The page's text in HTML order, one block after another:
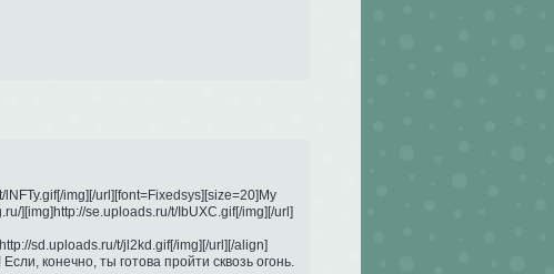
img][/url][font=Fixedsys][size=20]My
][img]http://se.uploads.ru/t/IbUXC.gif[/img][/url]
sd.uploads.ru/t/jl2kd.gif[/img][/url][/align]
конечно, ты готова пройти сквозь огонь.